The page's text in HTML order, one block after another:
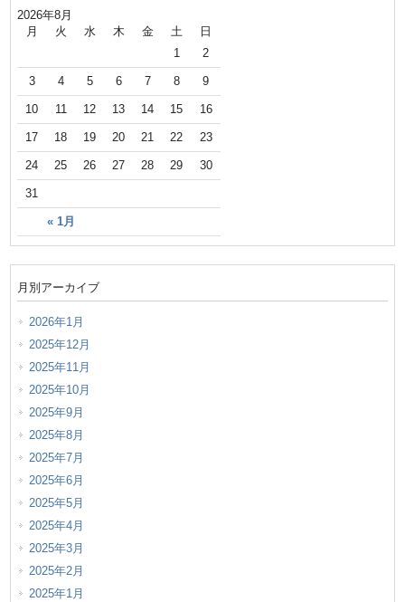
2026年8月
月 火 水 木 金 土 日
« 1月
1 2
3 4 5 6 7 8 9
10 11 12 13 14 15 16
17 18 19 20 21 22 23
24 25 26 27 28 29 30
31
月別アーカイブ
2026年1月
2025年12月
2025年11月
2025年10月
2025年9月
2025年8月
2025年7月
2025年6月
2025年5月
2025年4月
2025年3月
2025年2月
2025年1月